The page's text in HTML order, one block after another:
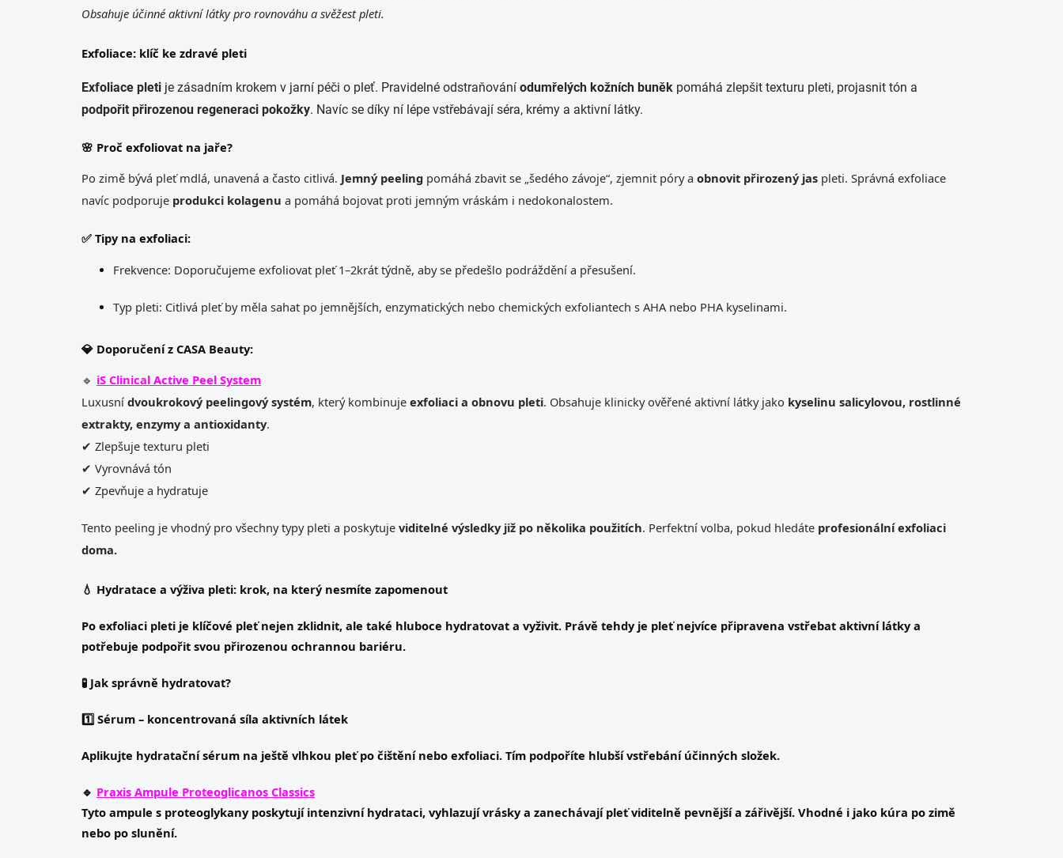
Obsahuje účinné aktivní látky pro rovnováhu a svěžest pleti.
Exfoliace: klíč ke zdravé pleti
Exfoliace pleti je zásadním krokem v jarní péči o pleť. Pravidelné odstraňování odumřelých kožních buněk pomáhá zlepšit texturu pleti, projasnit tón a
podpořit přirozenou regeneraci pokožky. Navíc se díky ní lépe vstřebávají séra, krémy a aktivní látky.
🌸 Proč exfoliovat na jaře?
Po zimě bývá pleť mdlá, unavená a často citlivá. Jemný peeling pomáhá zbavit se „šedého závoje“, zjemnit póry a obnovit přirozený jas pleti. Správná exfoliace
navíc podporuje produkci kolagenu a pomáhá bojovat proti jemným vráskám i nedokonalostem.
✅ Tipy na exfoliaci:
Frekvence: Doporučujeme exfoliovat pleť 1–2krát týdně, aby se předešlo podráždění a přesušení.
Typ pleti: Citlivá pleť by měla sahat po jemnějších, enzymatických nebo chemických exfoliantech s AHA nebo PHA kyselinami.
💎 Doporučení z CASA Beauty:
🔹 iS Clinical Active Peel System
Luxusní dvoukrokový peelingový systém, který kombinuje exfoliaci a obnovu pleti. Obsahuje klinicky ověřené aktivní látky jako kyselinu salicylovou, rostlinné
extrakty, enzymy a antioxidanty.
✔ Zlepšuje texturu pleti
✔ Vyrovnává tón
✔ Zpevňuje a hydratuje
Tento peeling je vhodný pro všechny typy pleti a poskytuje viditelné výsledky již po několika použitích. Perfektní volba, pokud hledáte profesionální exfoliaci
doma.
💧 Hydratace a výživa pleti: krok, na který nesmíte zapomenout
Po exfoliaci pleti je klíčové pleť nejen zklidnit, ale také hluboce hydratovat a vyživit. Právě tehdy je pleť nejvíce připravena vstřebat aktivní látky a
potřebuje podpořit svou přirozenou ochrannou bariéru.
🧪 Jak správně hydratovat?
1️⃣ Sérum – koncentrovaná síla aktivních látek
Aplikujte hydratační sérum na ještě vlhkou pleť po čištění nebo exfoliaci. Tím podpoříte hlubší vstřebání účinných složek.
🔹 Praxis Ampule Proteoglicanos Classics
Tyto ampule s proteoglykanyposkytují intenzivní hydrataci, vyhlazují vrásky a zanechávají pleťviditelně pevnější a zářivější. Vhodné i jako kúra po zimě
nebo po slunění.